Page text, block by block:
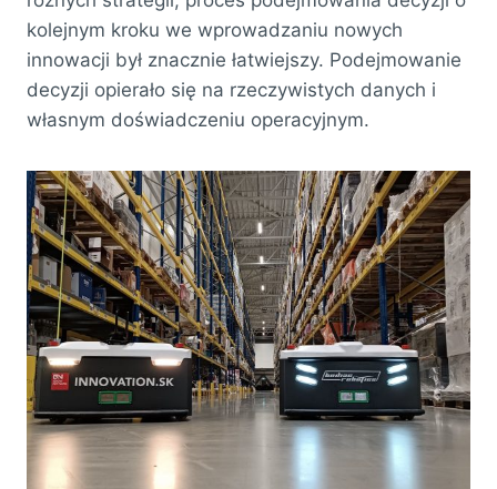
kolejnym kroku we wprowadzaniu nowych
innowacji był znacznie łatwiejszy. Podejmowanie
decyzji opierało się na rzeczywistych danych i
własnym doświadczeniu operacyjnym.